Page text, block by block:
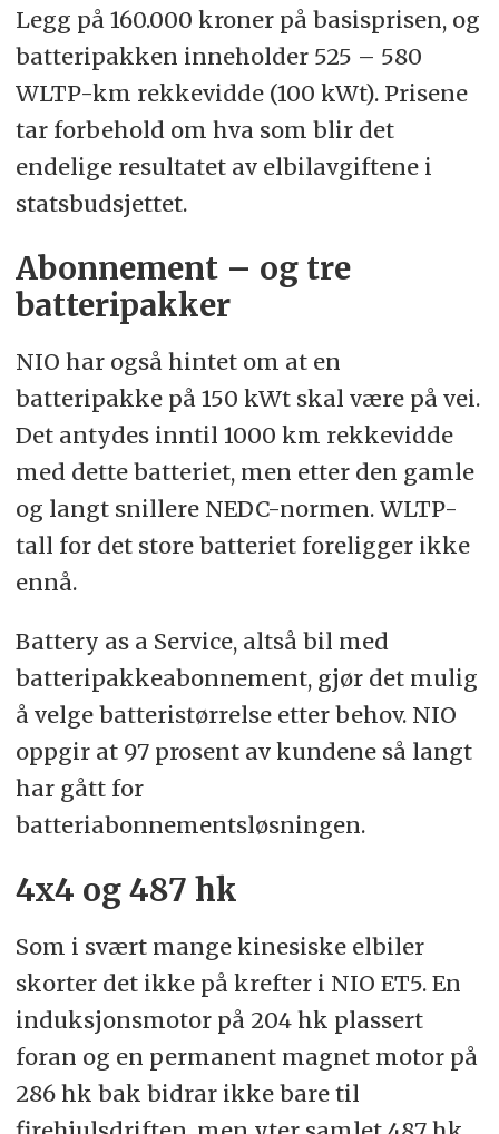
Legg på 160.000 kroner på basisprisen, og
batteripakken inneholder 525 – 580
WLTP-km rekkevidde (100 kWt). Prisene
tar forbehold om hva som blir det
endelige resultatet av elbilavgiftene i
statsbudsjettet.
Abonnement – og tre
batteripakker
NIO har også hintet om at en
batteripakke på 150 kWt skal være på vei.
Det antydes inntil 1000 km rekkevidde
med dette batteriet, men etter den gamle
og langt snillere NEDC-normen. WLTP-
tall for det store batteriet foreligger ikke
ennå.
Battery as a Service, altså bil med
batteripakkeabonnement, gjør det mulig
å velge batteristørrelse etter behov. NIO
oppgir at 97 prosent av kundene så langt
har gått for
batteriabonnementsløsningen.
4x4 og 487 hk
Som i svært mange kinesiske elbiler
skorter det ikke på krefter i NIO ET5. En
induksjonsmotor på 204 hk plassert
foran og en permanent magnet motor på
286 hk bak bidrar ikke bare til